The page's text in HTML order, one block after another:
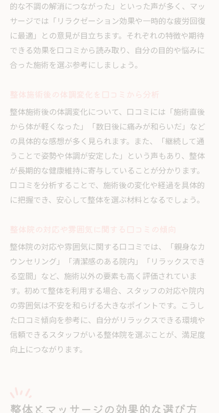
的な不調の解消につながった」といった声が多く、マッ
サージでは「リラクゼーション効果や一時的な疲労回復
に最適」との意見が目立ちます。それぞれの特徴や期待
できる効果を口コミから読み取り、自分の目的や悩みに
合った施術を選ぶ参考にしましょう。
整体施術後の体調変化について、口コミには「施術直後
から体が軽くなった」「数日後に痛みが和らいだ」など
の具体的な感想が多く見られます。また、「継続して通
うことで姿勢や体調が安定した」という声もあり、整体
が長期的な健康維持に寄与していることが分かります。
口コミを分析することで、施術後の変化や経過を具体的
に把握でき、安心して整体を選ぶ材料となるでしょう。
整体院の対応や雰囲気に関する口コミでは、「親身なカ
ウンセリング」「清潔感のある院内」「リラックスでき
る空間」など、施術以外の要素も高く評価されていま
す。初めて整体を利用する場合、スタッフの対応や院内
の雰囲気は不安を和らげる大きなポイントです。こうし
た口コミ傾向を参考に、自分がリラックスできる環境や
信頼できるスタッフがいる整体院を選ぶことが、満足度
向上につながります。
整体とマッサージの効果的な選び方